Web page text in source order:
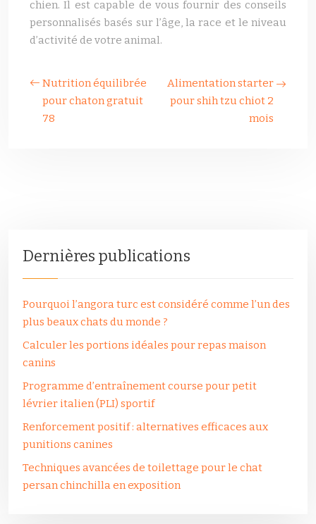
chien. Il est capable de vous fournir des conseils
personnalisés basés sur l’âge, la race et le niveau
d’activité de votre animal.
Nutrition équilibrée
pour chaton gratuit
78
Alimentation starter
pour shih tzu chiot 2
mois
Dernières publications
Pourquoi l’angora turc est considéré comme l’un des
plus beaux chats du monde ?
Calculer les portions idéales pour repas maison
canins
Programme d’entraînement course pour petit
lévrier italien (PLI) sportif
Renforcement positif : alternatives efficaces aux
punitions canines
Techniques avancées de toilettage pour le chat
persan chinchilla en exposition